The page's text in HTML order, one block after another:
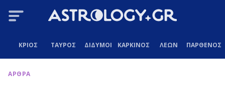
ΚΡΙΟΣ ΤΑΥΡΟΣ ΔΙΔΥΜΟΙ ΚΑΡΚΙΝΟΣ ΛΕΩΝ ΠΑΡΘΕΝΟΣ
ΑΡΘΡΑ